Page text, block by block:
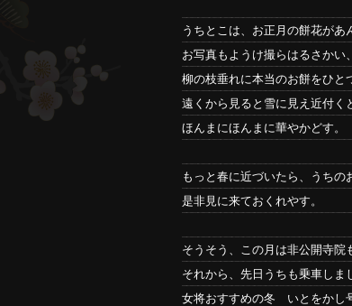
うちとこは、お正月の餅花が
お写真もようけ撮らはるさかい
柳の枝垂れに本当のお餅をひと
遠くから見ると雪に見え近付く
ほんまにほんまに華やかどす。
もっと春に近づいたら、うち
是非見に来ておくれやす。
そうそう、この月は非公開寺院
それから、先日うちも乗車しま
女将おすすめの冬 いとをかし